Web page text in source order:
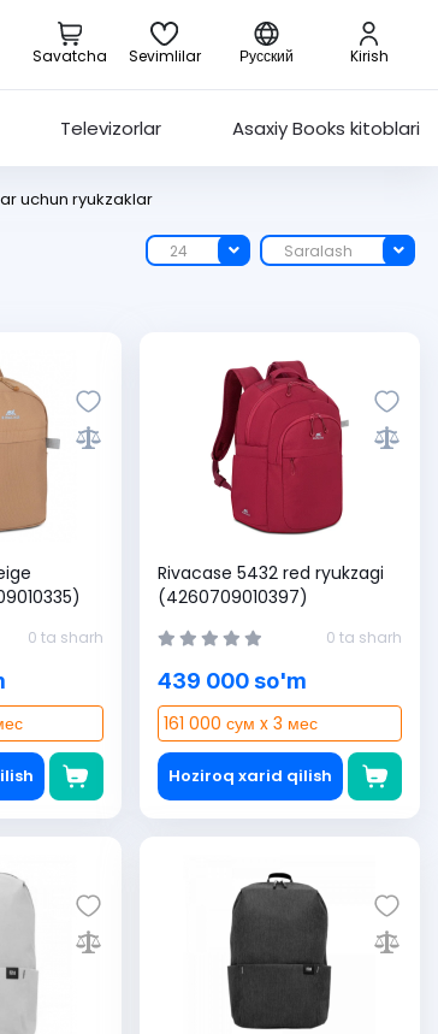
Savatcha Sevimlilar Русский Kirish
Televizorlar Asaxiy Books kitoblari
uchun ryukzaklar
24
Saralash
0 ta sharh
Rivacase 5432 red ryukzagi
(4260709010397)
0 ta sharh
439 000 so'm
161 000 сум x 3 мес
Hoziroq xarid qilish